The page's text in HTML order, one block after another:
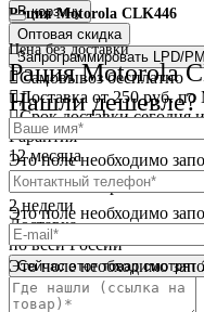
Рация Motorola CLK446
Цена без доставки
Рация Motorola
Нашли
Это поле необходимо
Это поле необходимо
Это поле необходимо
В корзину
Оптовая скидка
Запрограммировать LPD/
Самовывоз бесплатно
Доставка от 250 руб. по
Cрок доставки сегодня
Гарантия
12 месяца
Обмен и возврат
2 недели
Доставка
по всей России
Сейчас этот товарсмотрят
Краткое описание